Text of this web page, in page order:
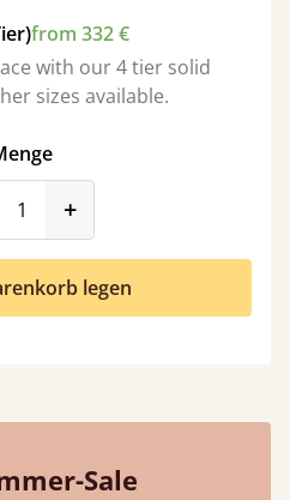
from 332 €
with our 4 tier solid
sizes available.
+
legen
Sale